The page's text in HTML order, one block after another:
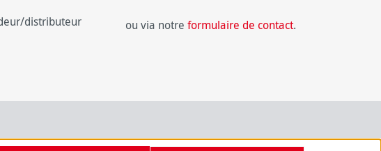
distributeur
ou via notre formulaire de contact.